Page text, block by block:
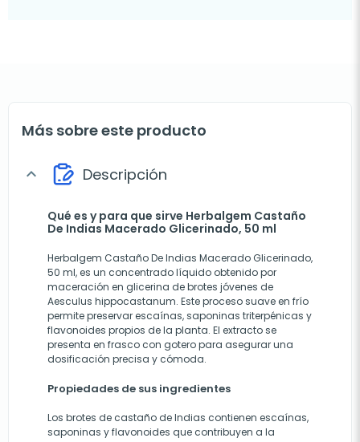
Más sobre este producto
expand_more Descripción
Qué es y para que sirve Herbalgem Castaño
De Indias Macerado Glicerinado, 50 ml
Herbalgem Castaño De Indias Macerado Glicerinado,
50 ml, es un concentrado líquido obtenido por
maceración en glicerina de brotes jóvenes de
Aesculus hippocastanum. Este proceso suave en frío
permite preservar escaínas, saponinas triterpénicas y
flavonoides propios de la planta. El extracto se
presenta en frasco con gotero para asegurar una
dosificación precisa y cómoda.
Propiedades de sus ingredientes
Los brotes de castaño de Indias contienen escaínas,
saponinas y flavonoides que contribuyen a la